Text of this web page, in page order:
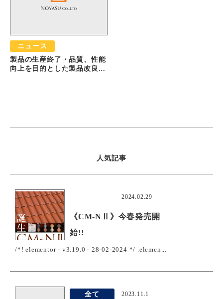
ニュース
製品の生産終了・品質、性能
向上を目的とした製品改良...
人気記事
2024.02.29
《CM-NⅡ》今春発売開
始!!
/*! elementor - v3.19.0 - 28-02-2024 */ .elemen...
全て 2023.11.1